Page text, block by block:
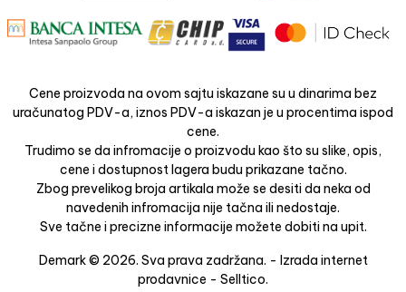
Cene proizvoda na ovom sajtu iskazane su u dinarima bez
uračunatog PDV-a, iznos PDV-a iskazan je u procentima ispod
cene.
Trudimo se da infromacije o proizvodu kao što su slike, opis,
cene i dostupnost lagera budu prikazane tačno.
Zbog prevelikog broja artikala može se desiti da neka od
navedenih infromacija nije tačna ili nedostaje.
Sve tačne i precizne informacije možete dobiti na upit.
Demark © 2026. Sva prava zadržana. - Izrada internet
prodavnice - Selltico.